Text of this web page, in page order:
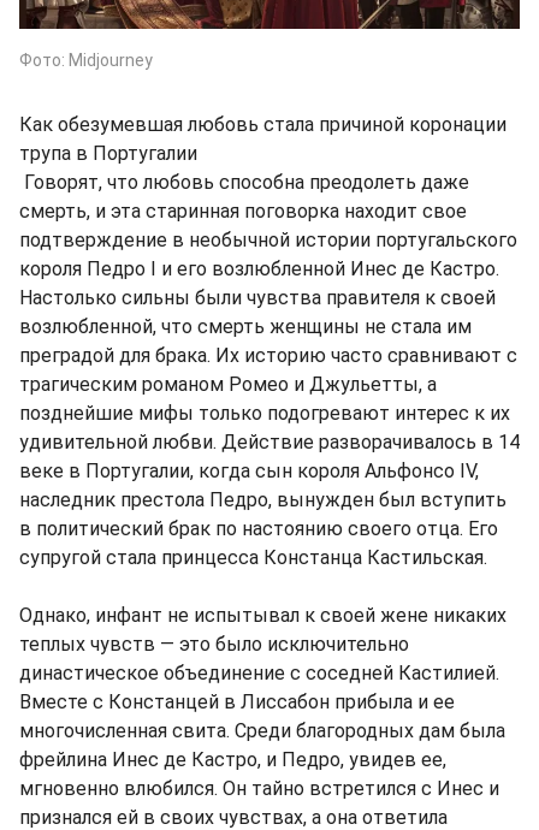
Фото: Midjourney
Как обезумевшая любовь стала причиной коронации
трупа в Португалии
Говорят, что любовь способна преодолеть даже
смерть, и эта старинная поговорка находит свое
подтверждение в необычной истории португальского
короля Педро I и его возлюбленной Инес де Кастро.
Настолько сильны были чувства правителя к своей
возлюбленной, что смерть женщины не стала им
преградой для брака. Их историю часто сравнивают с
трагическим романом Ромео и Джульетты, а
позднейшие мифы только подогревают интерес к их
удивительной любви. Действие разворачивалось в 14
веке в Португалии, когда сын короля Альфонсо IV,
наследник престола Педро, вынужден был вступить
в политический брак по настоянию своего отца. Его
супругой стала принцесса Констанца Кастильская.
Однако, инфант не испытывал к своей жене никаких
теплых чувств — это было исключительно
династическое объединение с соседней Кастилией.
Вместе с Констанцей в Лиссабон прибыла и ее
многочисленная свита. Среди благородных дам была
фрейлина Инес де Кастро, и Педро, увидев ее,
мгновенно влюбился. Он тайно встретился с Инес и
признался ей в своих чувствах, а она ответила